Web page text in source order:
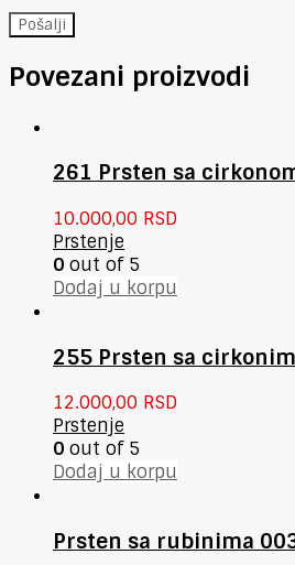
Povezani proizvodi
261 Prsten sa
10.000,00 RSD
Prstenje
0 out of 5
Dodaj u korpu
255 Prsten sa
12.000,00 RSD
Prstenje
0 out of 5
Dodaj u korpu
Prsten sa rubinima